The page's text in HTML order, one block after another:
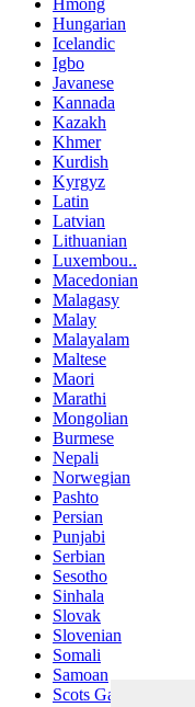
Hmong
Hungarian
Icelandic
Igbo
Javanese
Kannada
Kazakh
Khmer
Kurdish
Kyrgyz
Latin
Latvian
Lithuanian
Luxembou..
Macedonian
Malagasy
Malay
Malayalam
Maltese
Maori
Marathi
Mongolian
Burmese
Nepali
Norwegian
Pashto
Persian
Punjabi
Serbian
Sesotho
Sinhala
Slovak
Slovenian
Somali
Samoan
Scots Gaelic